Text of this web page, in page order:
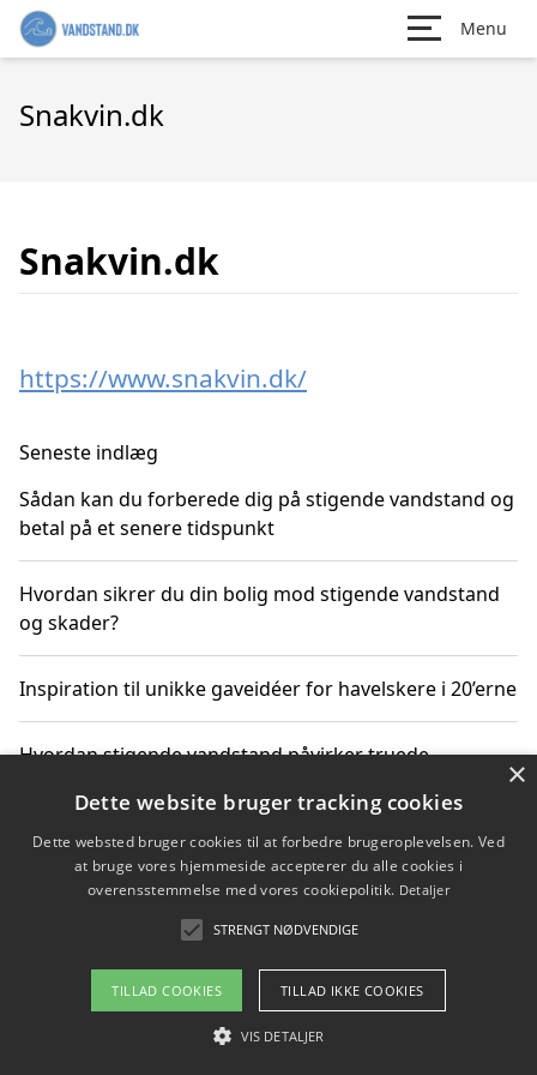
Menu
Snakvin.dk
Snakvin.dk
https://www.snakvin.dk/
Seneste indlæg
Sådan kan du forberede dig på stigende vandstand og
betal på et senere tidspunkt
Hvordan sikrer du din bolig mod stigende vandstand
og skader?
Inspiration til unikke gaveidéer for havelskere i 20’erne
Hvordan stigende vandstand påvirker truede
Sådan vælger du de bedste vandrerygsække til
vandreture i Danmark
Copyright 2026 - Pilanto Aps
Om / kontakt
×
Dette website bruger tracking cookies
Dette websted bruger cookies til at forbedre brugeroplevelsen. Ved
at bruge vores hjemmeside accepterer du alle cookies i
overensstemmelse med vores cookiepolitik. Detaljer
STRENGT NØDVENDIGE
TILLAD COOKIES TILLAD IKKE COOKIES
VIS DETALJER